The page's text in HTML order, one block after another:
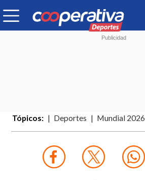
Tópicos: Deportes Mundial 2026